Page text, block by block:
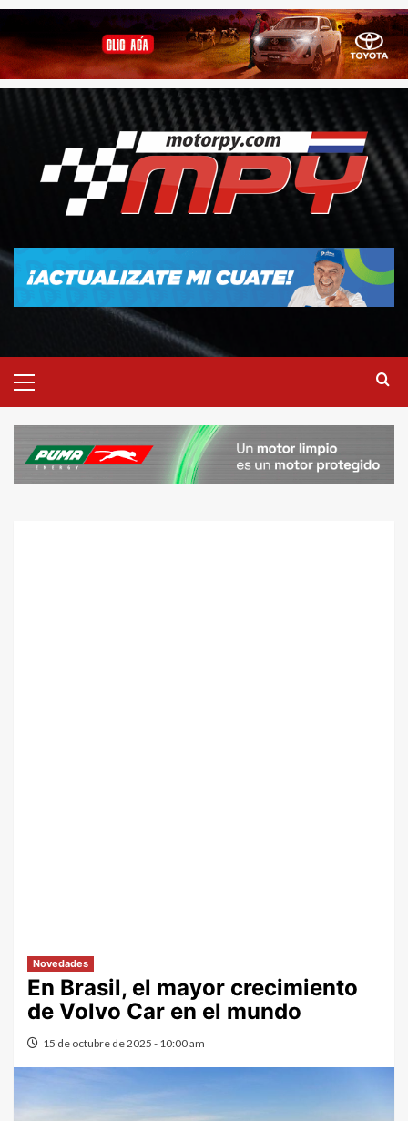
Novedades
En Brasil, el mayor crecimiento
de Volvo Car en el mundo
15 de octubre de 2025 - 10:00 am